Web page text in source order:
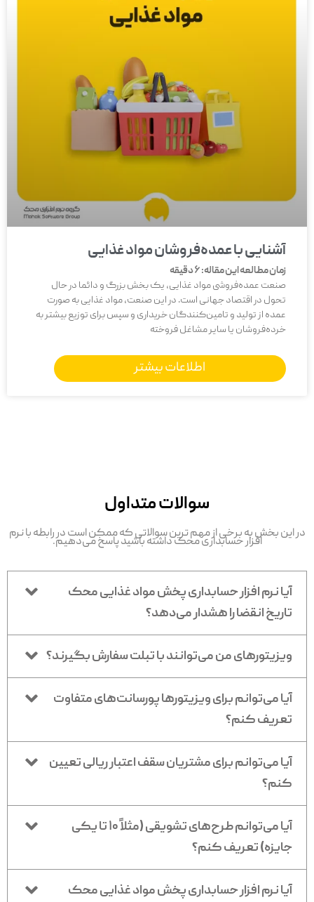
آشنایی با عمده‌فروشان مواد غذایی
زمان مطالعه این مقاله:6دقیقه
صنعت عمده‌فروشی مواد غذایی، یک بخش بزرگ و دائما در حال
تحول در اقتصاد جهانی است. در این صنعت، مواد غذایی به صورت
عمده از تولید و تامین‌کنندگان خریداری و سپس برای توزیع بیشتر به
خرده‌فروشان یا سایر مشاغل فروخته
اطلاعات بیشتر
سوالات متداول
در این بخش به برخی از مهم ترین سوالاتی که ممکن است در رابطه با نرم
افزار حسابداری محک داشته باشید پاسخ می‌دهیم.
آیا نرم افزار حسابداری پخش مواد غذایی محک
تاریخ انقضا را هشدار می‌دهد؟
ویزیتورهای من می‌توانند با تبلت سفارش بگیرند؟
آیا می‌توانم برای ویزیتورها پورسانت‌های متفاوت
تعریف کنم؟
آیا می‌توانم برای مشتریان سقف اعتبار ریالی تعیین
کنم؟
آیا می‌توانم طرح‌های تشویقی (مثلاً ۱۰ تا یکی
جایزه) تعریف کنم؟
آیا نرم افزار حسابداری پخش مواد غذایی محک